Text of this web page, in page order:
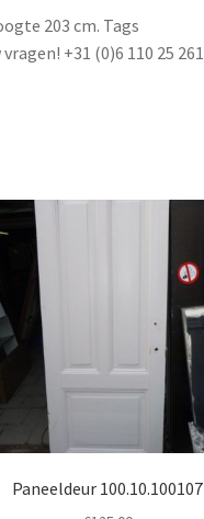
203 cm. Tags
+31 (0)6 110 25 261
Paneeldeur 100.10.100107